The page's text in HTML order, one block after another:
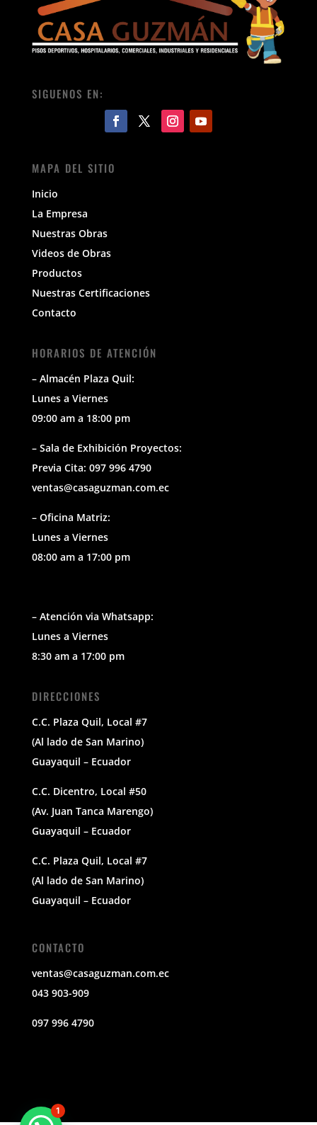
SIGUENOS EN:
MAPA DEL SITIO
Inicio
La Empresa
Nuestras Obras
Videos de Obras
Productos
Nuestras Certificaciones
Contacto
HORARIOS DE ATENCIÓN
– Almacén Plaza Quil:
Lunes a Viernes
09:00 am a 18:00 pm
– Sala de Exhibición Proyectos:
Previa Cita: 097 996 4790
ventas@casaguzman.com.ec
– Oficina Matriz:
Lunes a Viernes
08:00 am a 17:00 pm
– Atención via Whatsapp:
Lunes a Viernes
8:30 am a 17:00 pm
DIRECCIONES
C.C. Plaza Quil, Local #7
(Al lado de San Marino)
Guayaquil – Ecuador
C.C. Dicentro, Local #50
(Av. Juan Tanca Marengo)
Guayaquil – Ecuador
C.C. Plaza Quil, Local #7
(Al lado de San Marino)
Guayaquil – Ecuador
CONTACTO
ventas@casaguzman.com.ec
043 903-909
097 996 4790
1